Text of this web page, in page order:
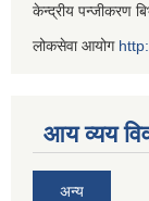
केन्द्रीय पन्जीकरण
लोकसेवा आयोग
आय व्यय
अन्य